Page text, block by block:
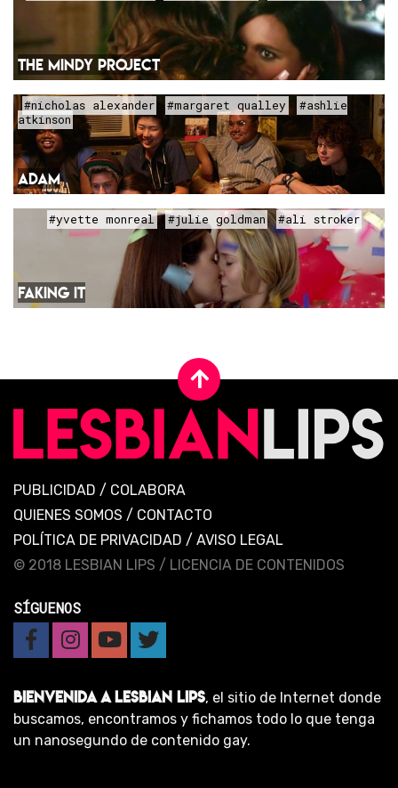
THE MINDY PROJECT
#nicholas alexander #margaret qualley
#ashlie
atkinson
ADAM
#yvette monreal #julie goldman #ali stroker
FAKING IT
PUBLICIDAD / COLABORA
QUIENES SOMOS / CONTACTO
POLÍTICA DE PRIVACIDAD / AVISO LEGAL
© 2018 LESBIAN LIPS / LICENCIA DE CONTENIDOS
SÍGUENOS
BIENVENIDA A LESBIAN LIPS, el sitio de Internet donde
buscamos, encontramos y fichamos todo lo que tenga
un nanosegundo de contenido gay.